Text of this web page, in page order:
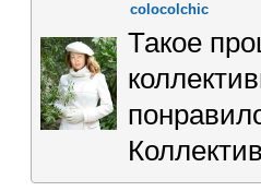
colocolchic
Такое